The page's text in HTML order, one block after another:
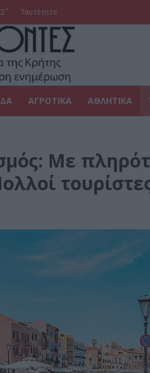
Ταυτότητα
ΑΓΡΟΤΙΚΑ ΑΘΛΗΤΙΚΑ
Με